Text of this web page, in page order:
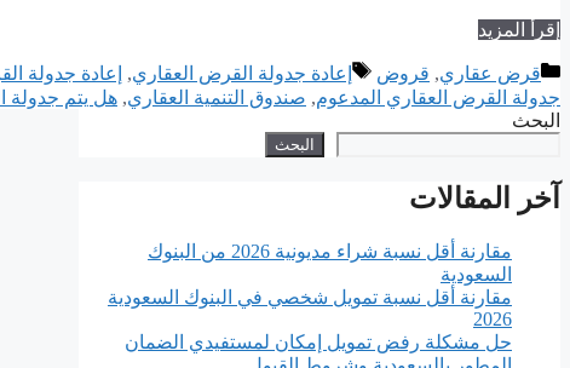
إقرأ المزيد
التصنيفات
قرض عقاري, قروض الوسوم
إعادة جدولة القرض العقاري, إعادة جدولة
جدولة القرض العقاري المدعوم, صندوق التنمية العقاري, هل يتم جدولة
البحث
البحث
آخر المقالات
مقارنة أقل نسبة شراء مديونية 2026 من البنوك
السعودية
مقارنة أقل نسبة تمويل شخصي في البنوك السعودية
2026
حل مشكلة رفض تمويل إمكان لمستفيدي الضمان